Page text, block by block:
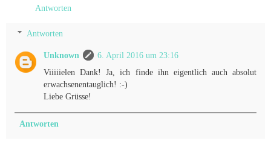
Antworten
Antworten
Unknown
6. April 2016 um 23:16
Viiiiielen Dank! Ja, ich finde ihn eigentlich auch absolut
erwachsenentauglich! :-)
Liebe Grüsse!
Antworten